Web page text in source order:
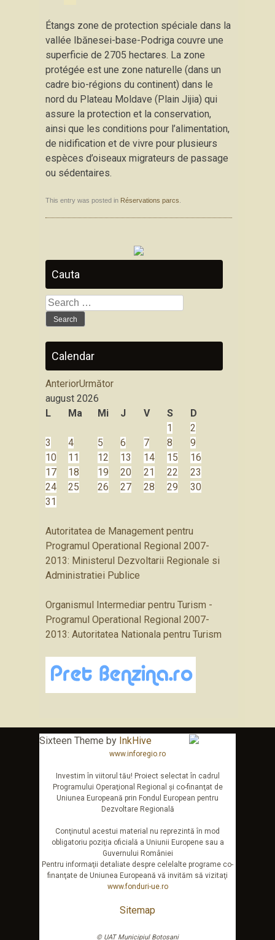
Étangs zone de protection spéciale dans la
vallée Ibănesei-base-Podriga couvre une
superficie de 2705 hectares. La zone
protégée est une zone naturelle (dans un
cadre bio-régions du continent) dans le
nord du Plateau Moldave (Plain Jijia) qui
assure la protection et la conservation,
ainsi que les conditions pour l’alimentation,
de nidification et de vivre pour plusieurs
espèces d’oiseaux migrateurs de passage
ou sédentaires.
This entry was posted in Réservations parcs
Cauta
Search
for:
Calendar
AnteriorUrmător
august 2026
L
Ma Mi J V S
D
1
2
3
4 5 6 7 8
9
10
11 12 13 14 15
16
17
18 19 20 21 22
23
24
25 26 27 28 29
30
31
Autoritatea de Management pentru
Programul Operational Regional 2007-
2013: Ministerul Dezvoltarii Regionale si
Administratiei Publice
Organismul Intermediar pentru Turism -
Programul Operational Regional 2007-
2013: Autoritatea Nationala pentru Turism
Sixteen Theme by InkHive
www.inforegio.ro
Investim în viitorul tău! Proiect selectat în cadrul
Programului Operaţional Regional şi co-finanţat de
Uniunea Europeană prin Fondul European pentru
Dezvoltare Regională
Conţinutul acestui material nu reprezintă în mod
obligatoriu poziţia oficială a Uniunii Europene sau a
Guvernului României
Pentru informaţii detaliate despre celelalte programe co-
finanţate de Uniunea Europeană vă invităm să vizitaţi
www.fonduri-ue.ro
Sitemap
© UAT Municipiul Botosani